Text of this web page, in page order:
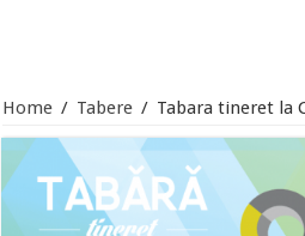
Home / Tabere / Tabara tineret la